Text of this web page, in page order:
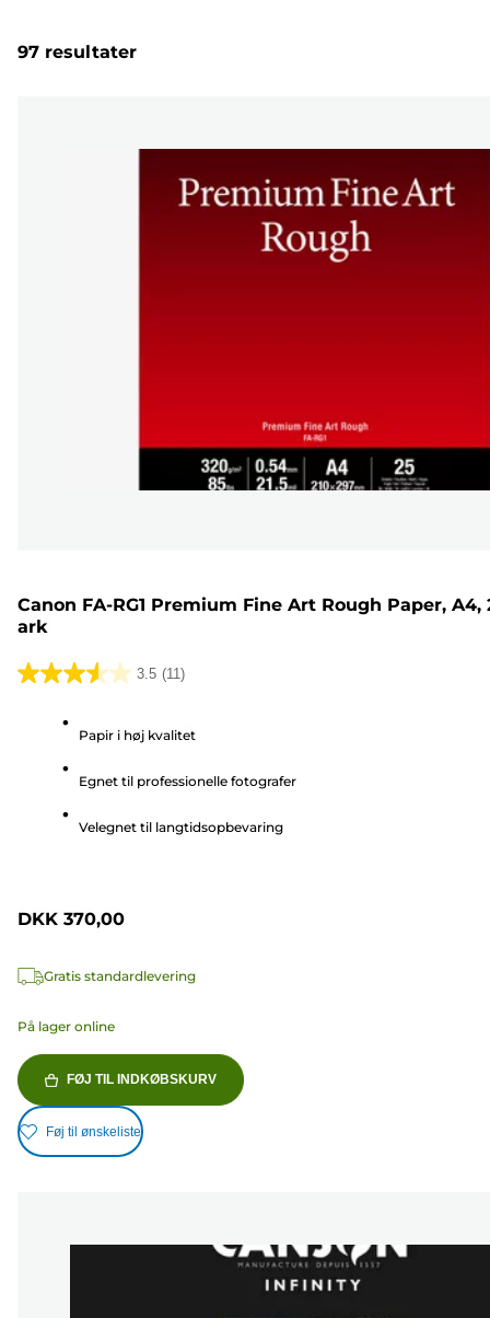
97 resultater
Canon FA-RG1 Premium Fine Art Rough Paper, A4,
ark
3.5 (11)
3.5
stjerner.
anmeldelser
Papir i høj kvalitet
Egnet til professionelle fotografer
Velegnet til langtidsopbevaring
DKK 370,00
Gratis standardlevering
På lager online
FØJ TIL INDKØBSKURV
Føj til ønskeliste